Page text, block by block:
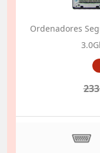
Ordenadores